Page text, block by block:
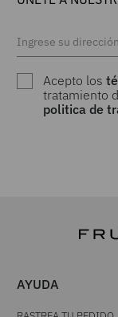
Acepto los
tratamiento
politica de
AYUDA